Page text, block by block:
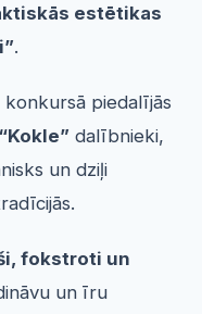
estētikas
.
konkursā piedalījās
“Kokle” dalībnieki,
un dziļi
fokstroti un
un īru